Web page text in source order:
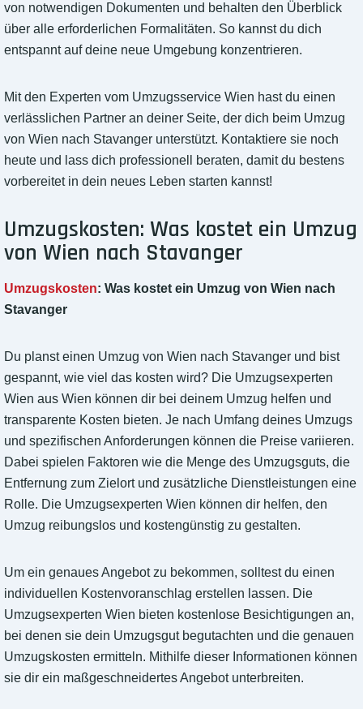
von notwendigen Dokumenten und behalten den Überblick
über alle erforderlichen Formalitäten. So kannst du dich
entspannt auf deine neue Umgebung konzentrieren.
Mit den Experten vom Umzugsservice Wien hast du einen
verlässlichen Partner an deiner Seite, der dich beim Umzug
von Wien nach Stavanger unterstützt. Kontaktiere sie noch
heute und lass dich professionell beraten, damit du bestens
vorbereitet in dein neues Leben starten kannst!
Umzugskosten: Was kostet ein Umzug
von Wien nach Stavanger
Umzugskosten: Was kostet ein Umzug von Wien nach
Stavanger
Du planst einen Umzug von Wien nach Stavanger und bist
gespannt, wie viel das kosten wird? Die Umzugsexperten
Wien aus Wien können dir bei deinem Umzug helfen und
transparente Kosten bieten. Je nach Umfang deines Umzugs
und spezifischen Anforderungen können die Preise variieren.
Dabei spielen Faktoren wie die Menge des Umzugsguts, die
Entfernung zum Zielort und zusätzliche Dienstleistungen eine
Rolle. Die Umzugsexperten Wien können dir helfen, den
Umzug reibungslos und kostengünstig zu gestalten.
Um ein genaues Angebot zu bekommen, solltest du einen
individuellen Kostenvoranschlag erstellen lassen. Die
Umzugsexperten Wien bieten kostenlose Besichtigungen an,
bei denen sie dein Umzugsgut begutachten und die genauen
Umzugskosten ermitteln. Mithilfe dieser Informationen können
sie dir ein maßgeschneidertes Angebot unterbreiten.